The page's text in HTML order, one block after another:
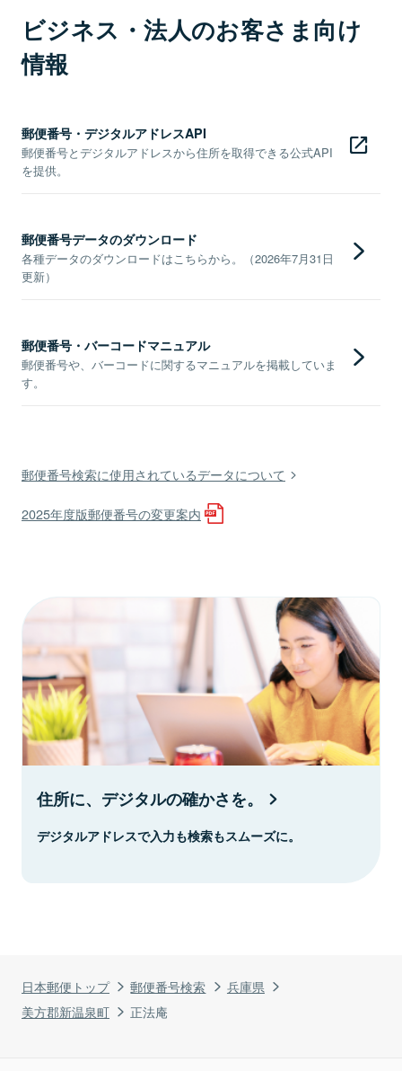
日本郵便トップ 郵便番号検索
兵庫県
美方郡新温泉町
正法庵
ビジネス・法人のお客さま向け
情報
郵便番号・デジタルアドレスAPI
郵便番号とデジタルアドレスから住所を取得できる公式API
を提供。
郵便番号データのダウンロード
各種データのダウンロードはこちらから。（2026年7月31日
更新）
郵便番号・バーコードマニュアル
郵便番号や、バーコードに関するマニュアルを掲載していま
す。
郵便番号検索に使用されているデータについて
2025年度版郵便番号の変更案内
住所に、デジタルの確かさを。
デジタルアドレスで入力も検索もスムーズに。